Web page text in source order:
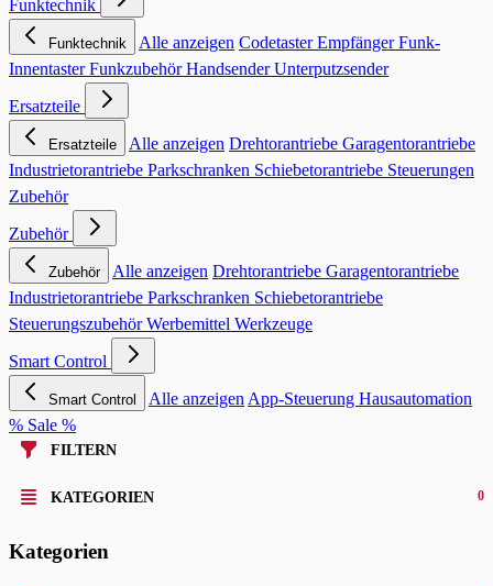
Funktechnik
Funktechnik Alle anzeigen CodetasterEmpfängerFunk-
InnentasterFunkzubehörHandsenderUnterputzsender
Ersatzteile
Ersatzteile Alle anzeigen Drehtorantriebe Garagentorantriebe
Industrietorantriebe Parkschranken Schiebetorantriebe Steuerungen
Zubehör
Zubehör
Zubehör Alle anzeigen Drehtorantriebe Garagentorantriebe
Industrietorantriebe Parkschranken Schiebetorantriebe
SteuerungszubehörWerbemittel Werkzeuge
Smart Control
Smart Control Alle anzeigen App-Steuerung Hausautomation
% Sale %
FILTERN
KATEGORIEN 0
Kategorien